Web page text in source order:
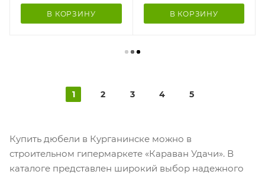
В КОРЗИНУ В КОРЗИНУ
1 2 3 4 5
Купить дюбели в Курганинске можно в
строительном гипермаркете «Караван Удачи». В
каталоге представлен широкий выбор надежного